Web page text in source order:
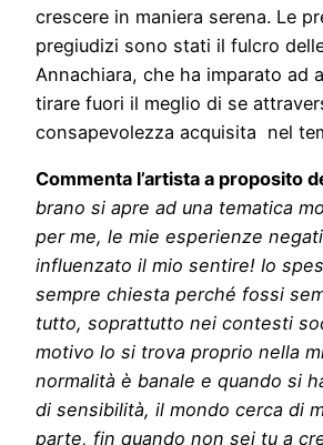
crescere in maniera serena. Le
pregiudizi sono stati il fulcro
Annachiara, che ha imparato ad
tirare fuori il meglio di se
consapevolezza acquisita nel
Commenta l’artista a proposito
brano si apre ad una tematica
per me, le mie esperienze
influenzato il mio sentire! Io
sempre chiesta perché fossi
tutto, soprattutto nei contesti
motivo lo si trova proprio nella
normalità è banale e quando si
di sensibilità, il mondo cerca di
parte, fin quando non sei tu a